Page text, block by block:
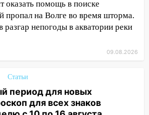
Тюленева в
«море»
области ожидается
АЗС
светофор упал на
сильного ливня в
оказать помощь в поиске
пропал на Волге во время шторма.
разгар непогоды в акватории реки
09.08.2026
Статьи
период для новых
для всех знаков